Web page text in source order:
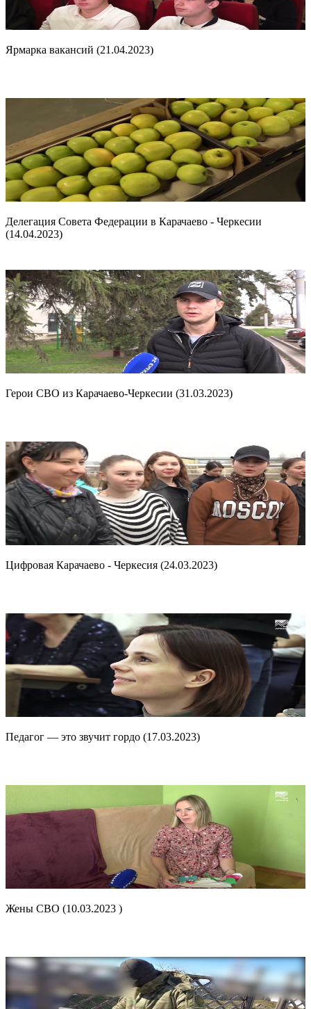
Ярмарка вакансий (21.04.2023)
Делегация Совета Федерации в Карачаево - Черкесии
(14.04.2023)
Герои СВО из Карачаево-Черкесии (31.03.2023)
Цифровая Карачаево - Черкесия (24.03.2023)
Педагог — это звучит гордо (17.03.2023)
Жены СВО (10.03.2023 )